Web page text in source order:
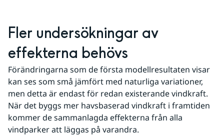
Fler undersökningar av
effekterna behövs
Förändringarna som de första modellresultaten visar
kan ses som små jämfört med naturliga variationer,
men detta är endast för redan existerande vindkraft.
När det byggs mer havsbaserad vindkraft i framtiden
kommer de sammanlagda effekterna från alla
vindparker att läggas på varandra.